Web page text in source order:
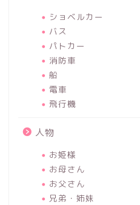
ショベルカー
バス
パトカー
消防車
船
電車
飛行機
人物
お姫様
お母さん
お父さん
兄弟・姉妹